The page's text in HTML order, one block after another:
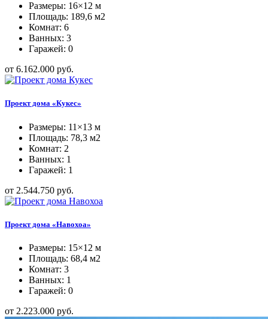
Размеры: 16×12 м
Площадь: 189,6 м2
Комнат: 6
Ванных: 3
Гаражей: 0
от 6.162.000 руб.
Проект дома «Кукес»
Размеры: 11×13 м
Площадь: 78,3 м2
Комнат: 2
Ванных: 1
Гаражей: 1
от 2.544.750 руб.
Проект дома «Навохоа»
Размеры: 15×12 м
Площадь: 68,4 м2
Комнат: 3
Ванных: 1
Гаражей: 0
от 2.223.000 руб.